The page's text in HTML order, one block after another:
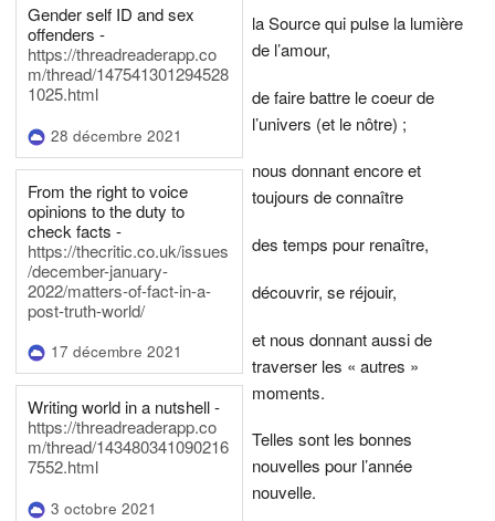
Gender self ID and sex
offenders -
https://threadreaderapp.co
m/thread/147541301294528
1025.html
28 décembre 2021
From the right to voice
opinions to the duty to
check facts -
https://thecritic.co.uk/issues
/december-january-
2022/matters-of-fact-in-a-
post-truth-world/
17 décembre 2021
Writing world in a nutshell -
https://threadreaderapp.co
m/thread/143480341090216
7552.html
3 octobre 2021
la Source qui pulse la lumière
de l’amour,
de faire battre le coeur de
l’univers (et le nôtre) ;
nous donnant encore et
toujours de connaître
des temps pour renaître,
découvrir, se réjouir,
et nous donnant aussi de
traverser les « autres »
moments.
Telles sont les bonnes
nouvelles pour l’année
nouvelle.